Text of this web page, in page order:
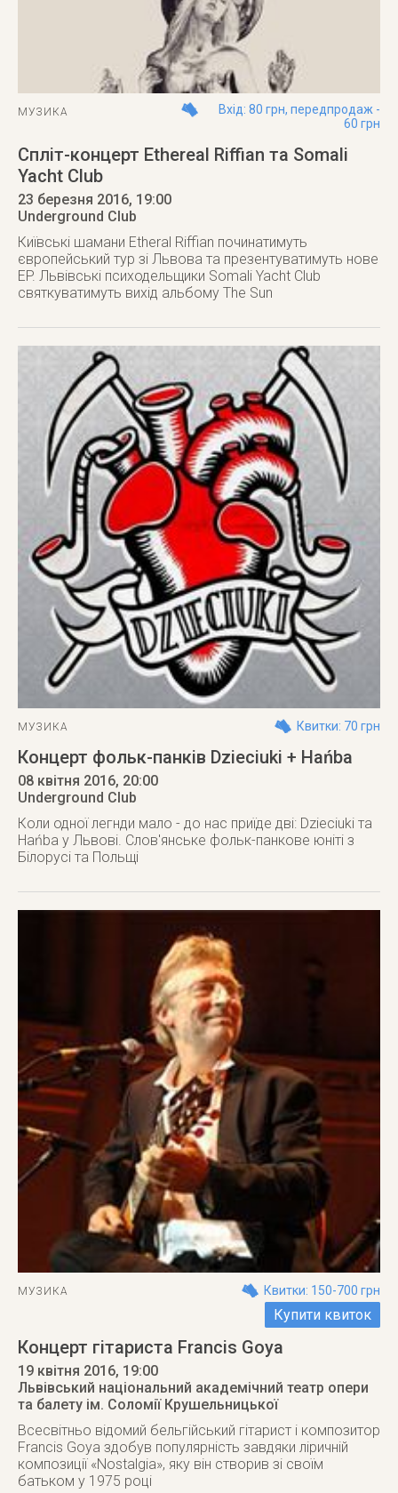
МУЗИКА
Вхід: 80 грн, передпродаж -
60 грн
Спліт-концерт Ethereal Riffian та Somali
Yacht Club
23 березня 2016, 19:00
Underground Club
Київські шамани Etheral Riffian починатимуть
європейський тур зі Львова та презентуватимуть нове
EP. Львівські психодельщики Somali Yacht Club
святкуватимуть вихід альбому The Sun
МУЗИКА Квитки: 70 грн
Концерт фольк-панків Dzieciuki + Hańba
08 квітня 2016, 20:00
Underground Club
Коли одної легнди мало - до нас приїде дві: Dzieciuki та
Hańba у Львові. Слов'янське фольк-панкове юніті з
Білорусі та Польщі
МУЗИКА Квитки: 150-700 грн
Купити квиток
Концерт гітариста Francis Goya
19 квітня 2016, 19:00
Львівський національний академічний театр опери
та балету ім. Соломії Крушельницької
Всесвітньо відомий бельгійський гітарист і композитор
Francis Goya здобув популярність завдяки ліричній
композиції «Nostalgia», яку він створив зі своїм
батьком у 1975 році